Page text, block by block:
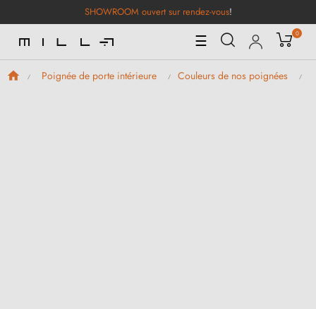
SHOWROOM ouvert sur rendez-vous!
Basculer
la
navigation
☰ 0
Poignée de porte intérieure Couleurs de nos poignées